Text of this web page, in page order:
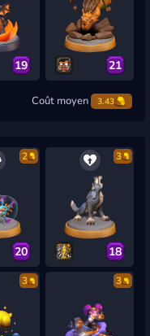
19 21
Coût moyen 3.43
2
20
3
18
3 3